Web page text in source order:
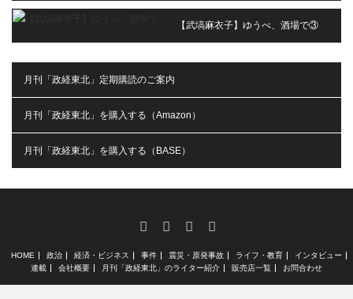
【武塙麻衣子】ゆうべ、酒場で③
月刊「政経東北」定期購読のご案内
月刊「政経東北」を購入する（Amazon）
月刊「政経東北」を購入する（BASE）
FacebookInstagram
RSS
HOME 政治 経済・ビジネス 事件 震災・原発事故 ライフ・教育
インタビュー
連載
会社概要 月刊「政経東北」のライター紹介 販売店一覧 お問合わせ